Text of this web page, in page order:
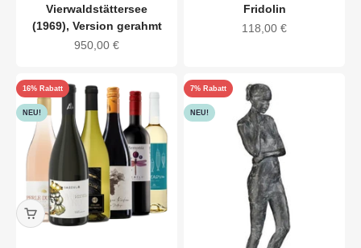
Vierwaldstättersee
(1969), Version gerahmt
Angebot
950,00 €
Fridolin
Angebot
118,00 €
16% Rabatt
NEU!
7% Rabatt
NEU!